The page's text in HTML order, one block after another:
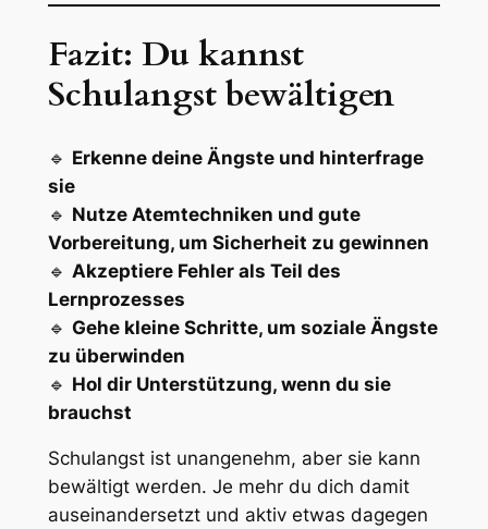
Fazit: Du kannst
Schulangst bewältigen
🔹 Erkenne deine Ängste und hinterfrage
sie
🔹 Nutze Atemtechniken und gute
Vorbereitung, um Sicherheit zu gewinnen
🔹 Akzeptiere Fehler als Teil des
Lernprozesses
🔹 Gehe kleine Schritte, um soziale Ängste
zu überwinden
🔹 Hol dir Unterstützung, wenn du sie
brauchst
Schulangst ist unangenehm, aber sie kann
bewältigt werden. Je mehr du dich damit
auseinandersetzt und aktiv etwas dagegen